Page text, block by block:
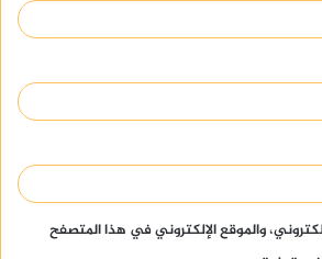
والموقع الإلكتروني في هذا المتصفح